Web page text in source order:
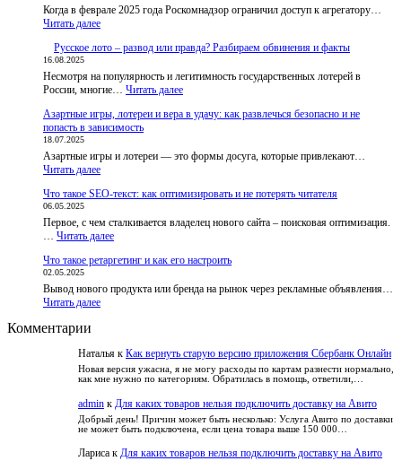
Когда в феврале 2025 года Роскомнадзор ограничил доступ к агрегатору…
Читать далее:
разблокировки
запустил
приложения
бот,
чтобы
не
теряли
к
Русское лото – развод или правда? Разбираем обвинения и факты
16.08.2025
Несмотря на популярность и легитимность государственных лотерей в
России, многие… Читать далее:
лото
или
обвинения
факты
Азартные игры, лотереи и вера в удачу: как развлечься безопасно и не
попасть в зависимость
18.07.2025
Азартные игры и лотереи — это формы досуга, которые привлекают…
Читать далее:
игры,
и
вера
удачу:
развлечься
безопасно
в
зависимость
Что такое SEO-текст: как оптимизировать и не потерять читателя
06.05.2025
Первое, с чем сталкивается владелец нового сайта – поисковая оптимизация.
… Читать далее:
такое
текст:
потерять
читателя
Что такое ретаргетинг и как его настроить
02.05.2025
Вывод нового продукта или бренда на рынок через рекламные объявления…
Читать далее:
и
как
его
Комментарии
Наталья к Как вернуть старую версию приложения Сбербанк Онлайн
Новая версия ужасна, я не могу расходы по картам разнести нормально,
как мне нужно по категориям. Обратилась в помощь, ответили,…
admin к Для каких товаров нельзя подключить доставку на Авито
Добрый день! Причин может быть несколько: Услуга Авито по доставки
не может быть подключена, если цена товара выше 150 000…
Лариса к Для каких товаров нельзя подключить доставку на Авито